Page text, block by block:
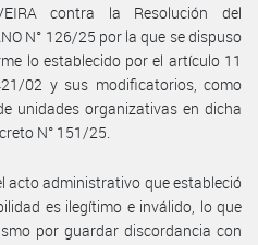
contra la Resolución del
N° 126/25 por la que se dispuso
lo establecido por el artículo 11
02 y sus modificatorios, como
unidades organizativas en dicha
N° 151/25.
acto administrativo que estableció
es ilegítimo e inválido, lo que
por guardar discordancia con